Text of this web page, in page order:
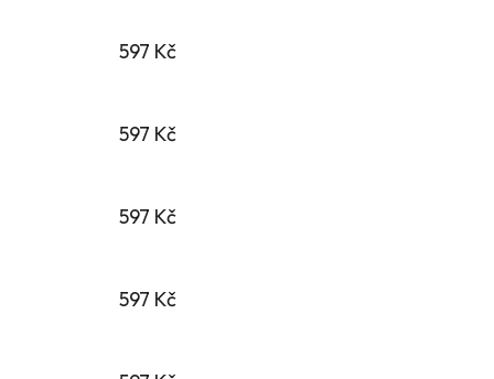
597 Kč
597 Kč
597 Kč
597 Kč